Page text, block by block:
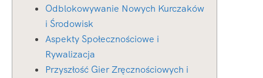
Odblokowywanie Nowych Kurczaków
i Środowisk
Aspekty Społecznościowe i
Rywalizacja
Przyszłość Gier Zręcznościowych i